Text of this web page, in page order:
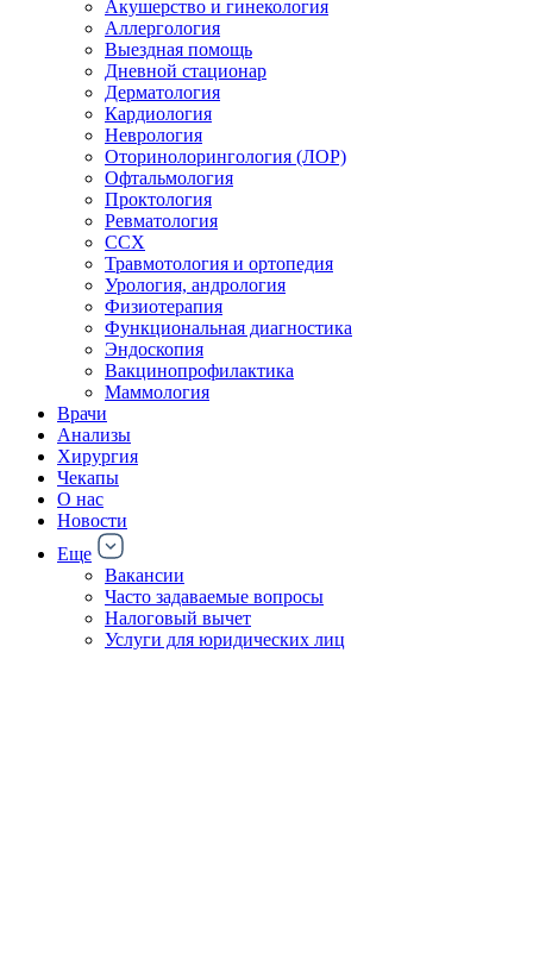
Акушерство и гинекология
Аллергология
Выездная помощь
Дневной стационар
Дерматология
Кардиология
Неврология
Оторинолорингология (ЛОР)
Офтальмология
Проктология
Ревматология
ССХ
Травмотология и ортопедия
Урология, андрология
Физиотерапия
Функциональная диагностика
Эндоскопия
Вакцинопрофилактика
Маммология
Врачи
Анализы
Хирургия
Чекапы
О нас
Новости
Еще
Вакансии
Часто задаваемые вопросы
Налоговый вычет
Услуги для юридических лиц